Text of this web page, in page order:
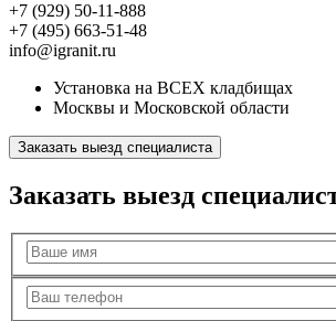
+7 (929) 50-11-888
+7 (495) 663-51-48
info@igranit.ru
Установка на ВСЕХ кладбищах
Москвы и Московской области
Заказать выезд специалиста
Заказать выезд